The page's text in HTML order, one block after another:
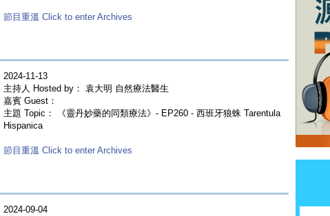
節目重溫 Click to enter Archives
2024-11-13
主持人 Hosted by： 袁大明 自然療法醫生
嘉賓 Guest：
主題 Topic： 《靈丹妙藥的同類療法》- EP260 - 西班牙狼蛛 Tarentula
Hispanica
節目重溫 Click to enter Archives
2024-09-04